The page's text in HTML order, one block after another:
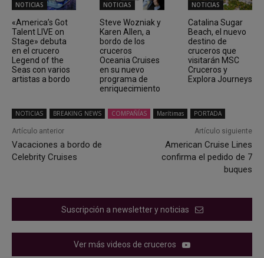
NOTICIAS
«America’s Got
Talent LIVE on
Stage» debuta
en el crucero
Legend of the
Seas con varios
artistas a bordo
NOTICIAS
Steve Wozniak y
Karen Allen, a
bordo de los
cruceros
Oceania Cruises
en su nuevo
programa de
enriquecimiento
NOTICIAS
Catalina Sugar
Beach, el nuevo
destino de
cruceros que
visitarán MSC
Cruceros y
Explora Journeys
NOTICIAS BREAKING NEWS COMPAÑÍAS Marítimas PORTADA
Artículo anterior
Vacaciones a bordo de
Celebrity Cruises
Artículo siguiente
American Cruise Lines
confirma el pedido de 7
buques
Suscripción a newsletter y noticias
Ver más videos de cruceros